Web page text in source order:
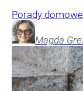
Porady domowe
Magda